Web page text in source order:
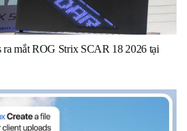
mắt ROG Strix SCAR 18 2026 tại